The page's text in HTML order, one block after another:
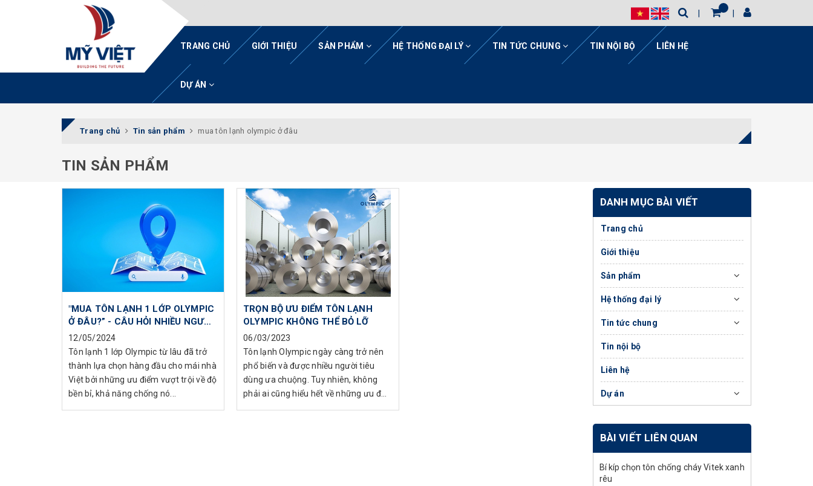
TRANG CHỦ GIỚI THIỆU SẢN PHẨM HỆ THỐNG ĐẠI LÝ TIN TỨC CHUNG TIN NỘI BỘ LIÊN HỆ
DỰ ÁN
Trang chủ Tin sản phẩm mua tôn lạnh olympic ở đâu
TIN SẢN PHẨM
"MUA TÔN LẠNH 1 LỚP OLYMPIC
Ở ĐÂU?” - CÂU HỎI NHIỀU NGƯỜI
QUAN TÂM
12/05/2024
Tôn lạnh 1 lớp Olympic từ lâu đã trở
thành lựa chọn hàng đầu cho mái nhà
Việt bởi những ưu điểm vượt trội về độ
bền bỉ, khả năng chống nó...
TRỌN BỘ ƯU ĐIỂM TÔN LẠNH
OLYMPIC KHÔNG THỂ BỎ LỠ
06/03/2023
Tôn lạnh Olympic ngày càng trở nên
phổ biến và được nhiều người tiêu
dùng ưa chuộng. Tuy nhiên, không
phải ai cũng hiểu hết về những ưu đ...
DANH MỤC BÀI VIẾT
Trang chủ
Giới thiệu
Sản phẩm
Hệ thống đại lý
Tin tức chung
Tin nội bộ
Liên hệ
Dự án
BÀI VIẾT LIÊN QUAN
Bí kíp chọn tôn chống cháy Vitek xanh
rêu